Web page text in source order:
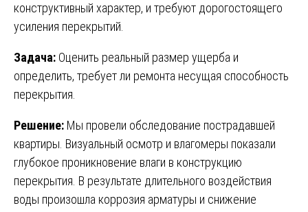
конструктивный характер, и требуют дорогостоящего
усиления перекрытий.
Задача: Оценить реальный размер ущерба и
определить, требует ли ремонта несущая способность
перекрытия.
Решение: Мы провели обследование пострадавшей
квартиры. Визуальный осмотр и влагомеры показали
глубокое проникновение влаги в конструкцию
перекрытия. В результате длительного воздействия
воды произошла коррозия арматуры и снижение